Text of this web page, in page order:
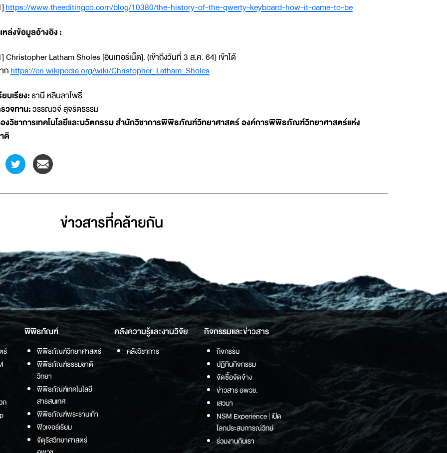
https://www.theeditingco.com/blog/10380/the-history-of-the-qwerty-keyboard-how-it-came-to-be
หล่งข้อมูลอ้างอิง :
Christopher Latham Sholes [อินเทอร์เน็ต]. (เข้าถึงวันที่ 3 ส.ค. 64) เข้าได้
กhttps://en.wikipedia.org/wiki/Christopher_Latham_Sholes
ยบเรียง:ธานี หลินลาโพธิ์
วจทาน:วรรณวจี สุจริตธรรม
งวิชาการเทคโนโลยีและนวัตกรรม สำนักวิชาการพิพิธภัณฑ์วิทยาศาสตร์ องค์การพิพิธภัณฑ์วิทยาศาสตร์แห่ง
ติ
ข่าวสารที่่คล้ายกัน
ร์
ก
พิพิธภัณฑ์
พิพิธภัณฑ์วิทยาศาสตร์
พิพิธภัณฑ์ธรรมชาติ
วิทยา
พิพิธภัณฑ์เทคโนโลยี
สารสนเทศ
พิพิธภัณฑ์พระรามเก้า
ฟิวเจอร์เรียม
จัตุรัสวิทยาศาสตร์
คลังความรู้และงานวิจัย
คลังวิชาการ
กิจกรรมและข่าวสาร
กิจกรรม
ปฏิทินกิจกรรม
จัดซื้อจัดจ้าง
ข่าวสาร อพวช.
เสวนา
NSM Experience | เปิด
โลกประสบการณ์วิทย์
ร่วมงานกับเรา